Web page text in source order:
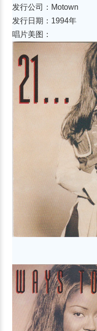
发行公司：Motown
发行日期：1994年
唱片美图：